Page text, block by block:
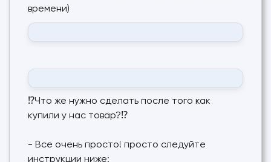
времени)
⁉️Что же нужно сделать после того как
купили у нас товар?⁉️
- Все очень просто! просто следуйте
инструкции ниже: